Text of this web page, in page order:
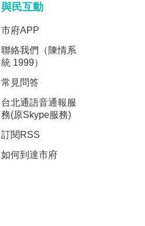
與民互動
市府APP
聯絡我們（陳情系
統 1999）
常見問答
台北通語音通報服
務(原Skype服務)
訂閱RSS
如何到達市府